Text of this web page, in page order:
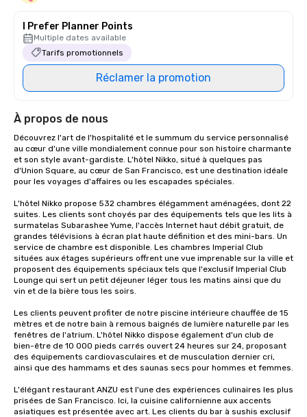
I Prefer Planner Points
Multiple dates available
Tarifs promotionnels
Réclamer la promotion
À propos de nous
Découvrez l'art de l'hospitalité et le summum du service personnalisé
au cœur d'une ville mondialement connue pour son histoire charmante
et son style avant-gardiste. L'hôtel Nikko, situé à quelques pas
d'Union Square, au cœur de San Francisco, est une destination idéale
pour les voyages d'affaires ou les escapades spéciales.
L'hôtel Nikko propose 532 chambres élégamment aménagées, dont 22
suites. Les clients sont choyés par des équipements tels que les lits à
surmatelas Subarashee Yume, l'accès Internet haut débit gratuit, de
grandes télévisions à écran plat haute définition et des mini-bars. Un
service de chambre est disponible. Les chambres Imperial Club
situées aux étages supérieurs offrent une vue imprenable sur la ville et
proposent des équipements spéciaux tels que l'exclusif Imperial Club
Lounge qui sert un petit déjeuner léger tous les matins ainsi que du
vin et de la bière tous les soirs.
Les clients peuvent profiter de notre piscine intérieure chauffée de 15
mètres et de notre bain à remous baignés de lumière naturelle par les
fenêtres de l'atrium. L'hôtel Nikko dispose également d'un club de
bien-être de 10 000 pieds carrés ouvert 24 heures sur 24, proposant
des équipements cardiovasculaires et de musculation dernier cri,
ainsi que des hammams et des saunas secs pour hommes et femmes.
L'élégant restaurant ANZU est l'une des expériences culinaires les plus
prisées de San Francisco. Ici, la cuisine californienne aux accents
asiatiques est présentée avec art. Les clients du bar à sushis exclusif